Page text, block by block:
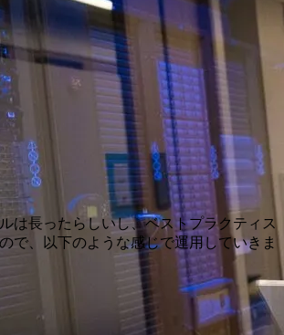
は長ったらしいし、ベストプラクティス
で、以下のような感じで運用していきま